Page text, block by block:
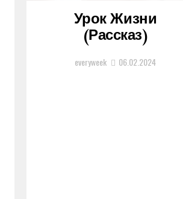
Урок Жизни
(рассказ)
everyweek 06.02.2024